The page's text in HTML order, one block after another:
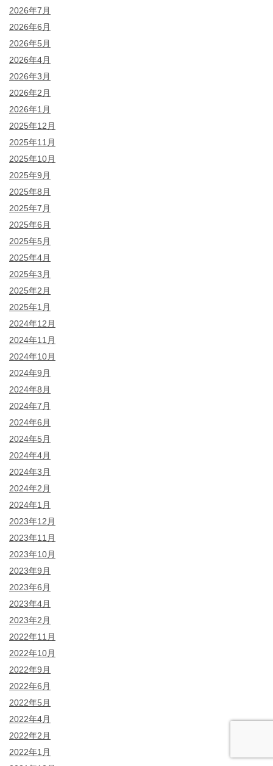
2026年7月
2026年6月
2026年5月
2026年4月
2026年3月
2026年2月
2026年1月
2025年12月
2025年11月
2025年10月
2025年9月
2025年8月
2025年7月
2025年6月
2025年5月
2025年4月
2025年3月
2025年2月
2025年1月
2024年12月
2024年11月
2024年10月
2024年9月
2024年8月
2024年7月
2024年6月
2024年5月
2024年4月
2024年3月
2024年2月
2024年1月
2023年12月
2023年11月
2023年10月
2023年9月
2023年6月
2023年4月
2023年2月
2022年11月
2022年10月
2022年9月
2022年6月
2022年5月
2022年4月
2022年2月
2022年1月